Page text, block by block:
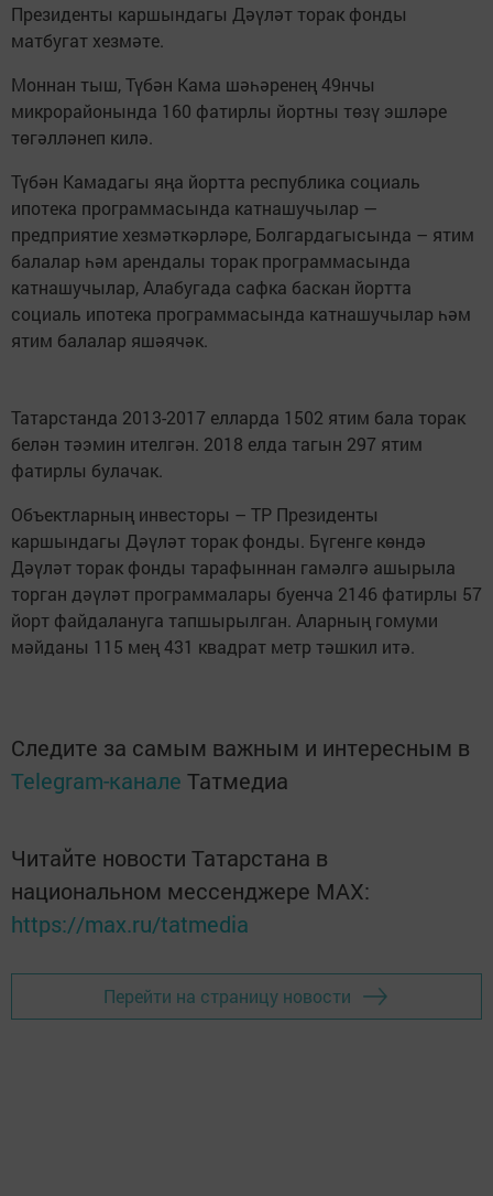
Президенты каршындагы Дәүләт торак фонды
матбугат хезмәте.
Моннан тыш, Түбән Кама шәһәренең 49нчы
микрорайонында 160 фатирлы йортны төзү эшләре
төгәлләнеп килә.
Түбән Камадагы яңа йортта республика социаль
ипотека программасында катнашучылар —
предприятие хезмәткәрләре, Болгардагысында – ятим
балалар һәм арендалы торак программасында
катнашучылар, Алабугада сафка баскан йортта
социаль ипотека программасында катнашучылар һәм
ятим балалар яшәячәк.
Татарстанда 2013-2017 елларда 1502 ятим бала торак
белән тәэмин ителгән. 2018 елда тагын 297 ятим
фатирлы булачак.
Объектларның инвесторы – ТР Президенты
каршындагы Дәүләт торак фонды. Бүгенге көндә
Дәүләт торак фонды тарафыннан гамәлгә ашырыла
торган дәүләт программалары буенча 2146 фатирлы 57
йорт файдалануга тапшырылган. Аларның гомуми
мәйданы 115 мең 431 квадрат метр тәшкил итә.
Следите за самым важным и интересным в
Telegram-канале Татмедиа
Читайте новости Татарстана в
национальном мессенджере MАХ:
https://max.ru/tatmedia
Перейти на страницу новости